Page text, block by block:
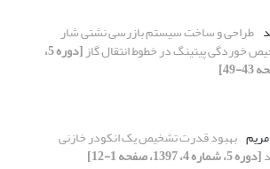
طراحی و ساخت سیستم بازرسی نشتی شار
خوردگی پیتینگ در خطوط انتقال گاز [دوره 5،
بهبود قدرت تشخیص یک انکودر خازنی
[دوره 5، شماره 4، 1397، صفحه 1-12]